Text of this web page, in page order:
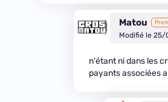
Matou
Modifié le 25/
n'étant ni dans les
payants associées